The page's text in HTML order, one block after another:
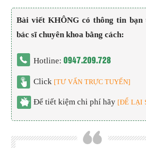
Bài viết KHÔNG có thông tin bạn
bác sĩ chuyên khoa bằng cách:
Hotline:0947.209.728
Click [TƯ VẤN TRỰC TUYẾN]
Để tiết kiệm chi phí hãy [ĐỂ LẠI